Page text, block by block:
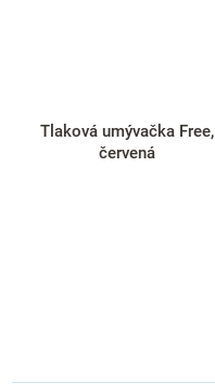
Tlaková umývačka Free,
červená